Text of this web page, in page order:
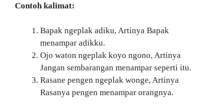
Contoh kalimat:
Bapak ngeplak adiku, Artinya Bapak
menampar adikku.
Ojo waton ngeplak koyo ngono, Artinya
Jangan sembarangan menampar seperti itu.
Rasane pengen ngeplak wonge, Artinya
Rasanya pengen menampar orangnya.